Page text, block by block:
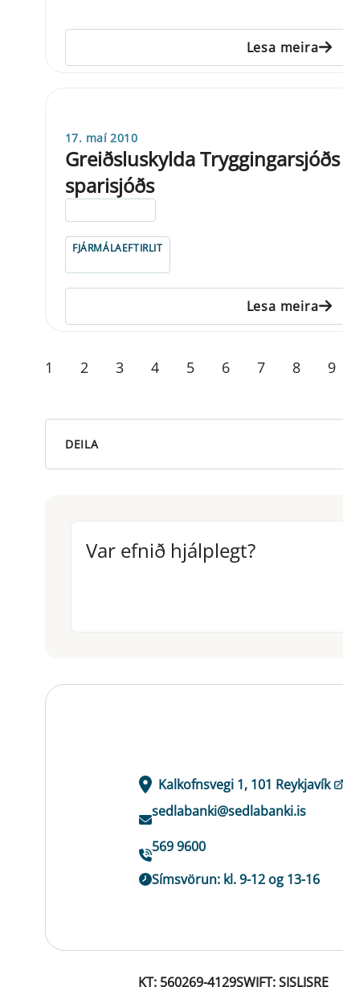
Lesa meira
17. maí 2010
Greiðsluskylda
sparisjóðs
FJÁRMÁLAEFTIRLIT
Lesa meira
1 2 3 4 5 6 7 8 9
DEILA
Var efnið hjálplegt?
Var efnið hjálplegt?
Kalkofnsvegi 1, 101 Reykjavík
sedlabanki@sedlabanki.is
569 9600
Símsvörun: kl. 9-12 og 13-16
KT: 560269-4129SWIFT: SISLISRE